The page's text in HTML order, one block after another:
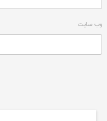
وب‌ سایت